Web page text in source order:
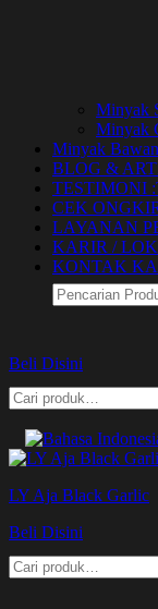
Minyak
Minyak
Minyak
BLOG &
TESTIMONI :
CEK
LAYANAN
KARIR /
KONTAK
Beli Disini
untuk:
LY Aja Black Garlic
Beli Disini
untuk: